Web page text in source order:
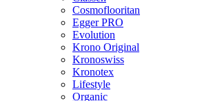
Cosmoflooritan
Egger PRO
Evolution
Krono Original
Kronoswiss
Kronotex
Lifestyle
Organic